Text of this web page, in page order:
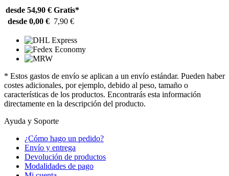
desde 54,90 € Gratis*
desde 0,00 € 7,90 €
* Estos gastos de envío se aplican a un envío estándar. Pueden haber
costes adicionales, por ejemplo, debido al peso, tamaño o
características de los productos. Encontrarás esta información
directamente en la descripción del producto.
Ayuda y Soporte
¿Cómo hago un pedido?
Envío y entrega
Devolución de productos
Modalidades de pago